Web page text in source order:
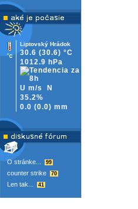
Liptovský Hrádok
30.6 (30.6) °C
1012.9 hPa
U m/s
N
35.2%
0.0 (0.0) mm
O stránke... 99
counter strike 70
Len tak... 41